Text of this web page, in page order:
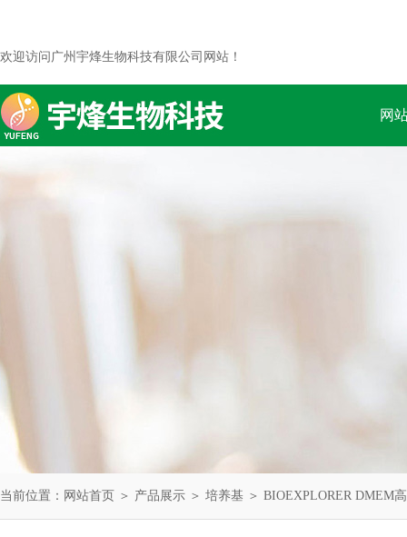
欢迎访问广州宇烽生物科技有限公司网站！
网
当前位置： 网站首页 ＞ 产品展示 ＞ 培养基 ＞ BIOEXPLORER DMEM